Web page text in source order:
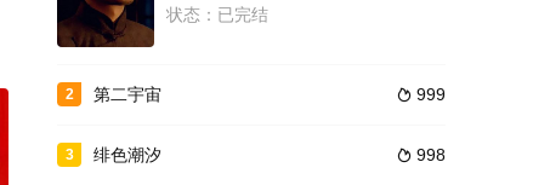
状态：已完结
2  999
第二宇宙
3  998
绯色潮汐